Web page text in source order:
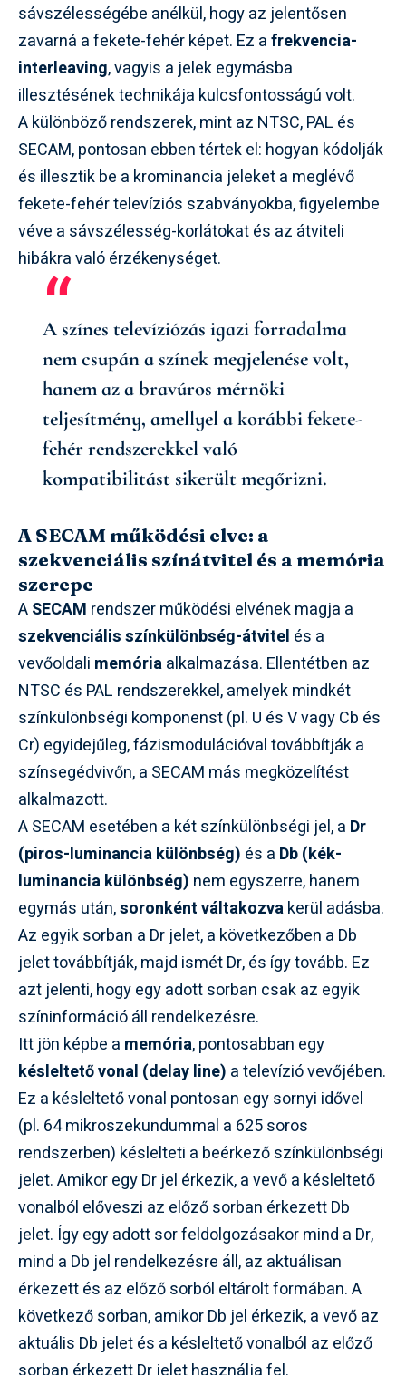
sávszélességébe anélkül, hogy az jelentősen
zavarná a fekete-fehér képet. Ez afrekvencia-
interleaving, vagyis a jelek egymásba
illesztésének technikája kulcsfontosságú volt.
A különböző rendszerek, mint az NTSC, PAL és
SECAM, pontosan ebben tértek el: hogyan kódolják
és illesztik be a krominancia jeleket a meglévő
fekete-fehér televíziós szabványokba, figyelembe
véve a sávszélesség-korlátokat és az átviteli
hibákra való érzékenységet.
A színes televíziózás igazi forradalma
nem csupán a színek megjelenése volt,
hanem az a bravúros mérnöki
teljesítmény, amellyel a korábbi fekete-
fehér rendszerekkel való
kompatibilitást sikerült megőrizni.
A SECAM működési elve: a
szekvenciális színátvitel és a memória
szerepe
ASECAM rendszer működési elvének magja a
szekvenciális színkülönbség-átvitel és a
vevőoldali memóriaalkalmazása. Ellentétben az
NTSC és PAL rendszerekkel, amelyek mindkét
színkülönbségi komponenst (pl. U és V vagy Cb és
Cr) egyidejűleg, fázismodulációval továbbítják a
színsegédvivőn, a SECAM más megközelítést
alkalmazott.
A SECAM esetében a két színkülönbségi jel, a Dr
(piros-luminancia különbség) és a Db (kék-
luminancia különbség) nem egyszerre, hanem
egymás után,soronként váltakozvakerül adásba.
Az egyik sorban a Dr jelet, a következőben a Db
jelet továbbítják, majd ismét Dr, és így tovább. Ez
azt jelenti, hogy egy adott sorban csak az egyik
színinformáció áll rendelkezésre.
Itt jön képbe a memória, pontosabban egy
késleltető vonal (delay line) a televízió vevőjében.
Ez a késleltető vonal pontosan egy sornyi idővel
(pl. 64 mikroszekundummal a 625 soros
rendszerben) késlelteti a beérkező színkülönbségi
jelet. Amikor egy Dr jel érkezik, a vevő a késleltető
vonalból előveszi az előző sorban érkezett Db
jelet. Így egy adott sor feldolgozásakor mind a Dr,
mind a Db jel rendelkezésre áll, az aktuálisan
érkezett és az előző sorból eltárolt formában. A
következő sorban, amikor Db jel érkezik, a vevő az
aktuális Db jelet és a késleltető vonalból az előző